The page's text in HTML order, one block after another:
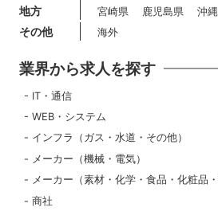
地方
宮崎県
鹿児島県 沖
その他 海外
業界から求人を探す
IT・通信
WEB・システム
インフラ（ガス・水道・その他）
メーカー（機械・電気）
メーカー（素材・化学・食品・化粧品・
商社